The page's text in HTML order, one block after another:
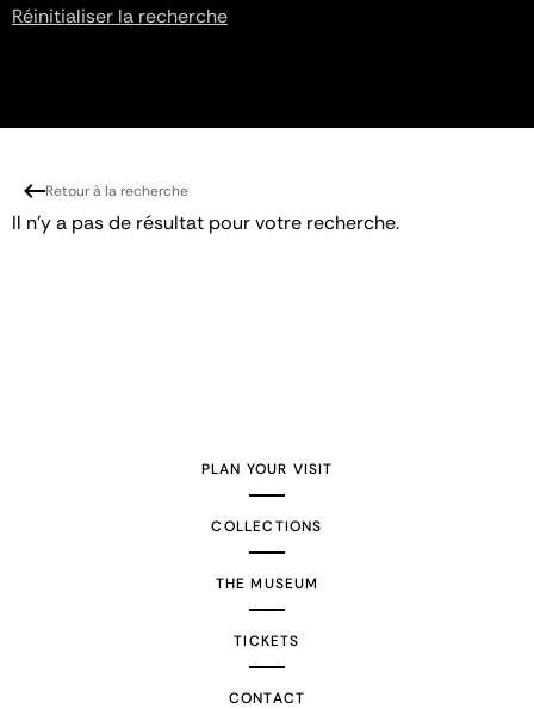
Réinitialiser la recherche
Retour à la recherche
Il n'y a pas de résultat pour votre recherche.
PLAN YOUR VISIT
COLLECTIONS
THE MUSEUM
TICKETS
CONTACT